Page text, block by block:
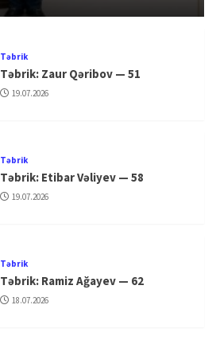
Təbrik
Təbrik: Zaur Qəribov — 51
19.07.2026
Təbrik
Təbrik: Etibar Vəliyev — 58
19.07.2026
Təbrik
Təbrik: Ramiz Ağayev — 62
18.07.2026